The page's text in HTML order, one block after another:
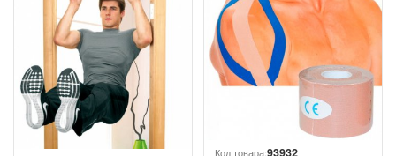
Код товара:93932